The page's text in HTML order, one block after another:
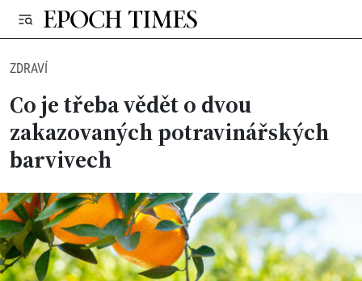
ZDRAVÍ
Co je třeba vědět o dvou
zakazovaných potravinářských
barvivech